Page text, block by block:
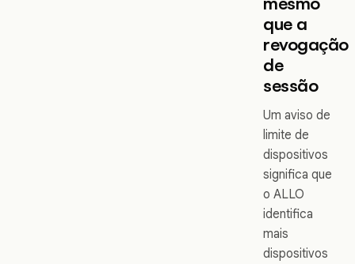
que a
revogação
de
sessão
Um aviso de
limite de
dispositivos
significa que
o ALLO
identifica
mais
dispositivos